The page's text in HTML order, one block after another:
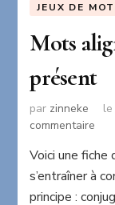
JEUX DE
Mots
présent
par zinneke le
commentaire
sur
le
Voici une
s’entraîner à
principe :